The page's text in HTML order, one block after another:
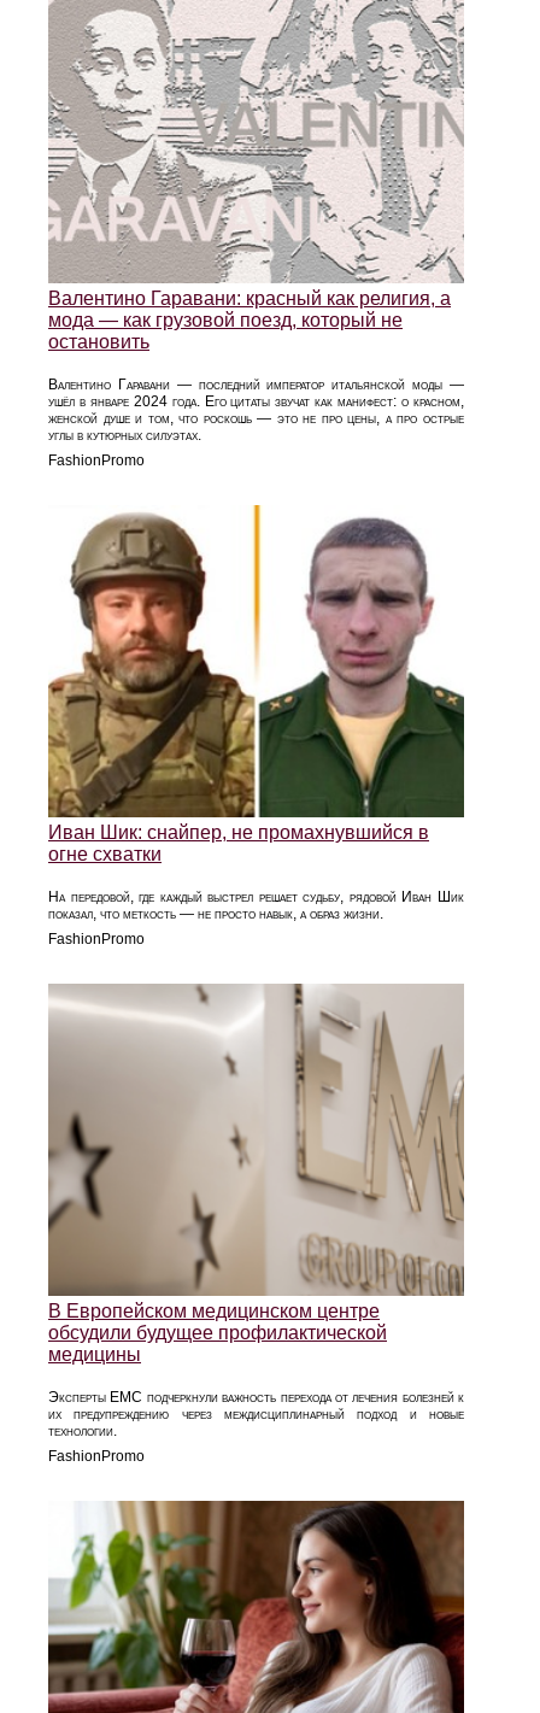
Валентино Гаравани: красный как религия, а
мода — как грузовой поезд, который не
остановить
Валентино Гаравани — последний император итальянской моды —
ушёл в январе 2024 года. Его цитаты звучат как манифест: о красном,
женской душе и том, что роскошь — это не про цены, а про острые
углы в кутюрных силуэтах.
FashionPromo
Иван Шик: снайпер, не промахнувшийся в
огне схватки
На передовой, где каждый выстрел решает судьбу, рядовой Иван Шик
показал, что меткость — не просто навык, а образ жизни.
FashionPromo
В Европейском медицинском центре
обсудили будущее профилактической
медицины
Эксперты EMC подчеркнули важность перехода от лечения болезней к
их предупреждению через междисциплинарный подход и новые
технологии.
FashionPromo